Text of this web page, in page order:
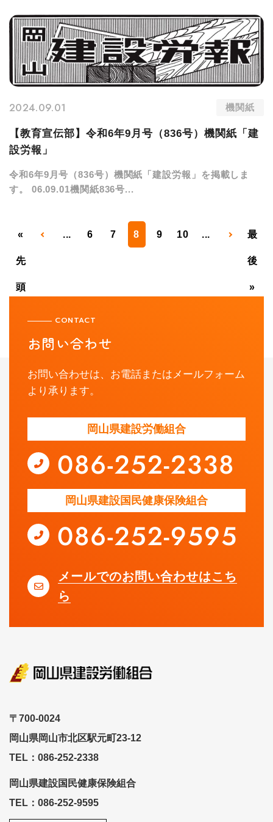
2024.09.01 機関紙
【教育宣伝部】令和6年9月号（836号）機関紙「建
設労報」
令和6年9月号（836号）機関紙「建設労報」を掲載しま
す。 06.09.01機関紙836号...
«
先
頭
... 6 7 8 9 10 ... 最
後
»
CONTACT
お問い合わせ
お問い合わせは、お電話またはメールフォーム
より承ります。
岡山県建設労働組合
岡山県建設国民健康保険組合
メールでのお問い合わせはこち
ら
〒700-0024
岡山県岡山市北区駅元町23-12
TEL：086-252-2338
岡山県建設国民健康保険組合
TEL：086-252-9595